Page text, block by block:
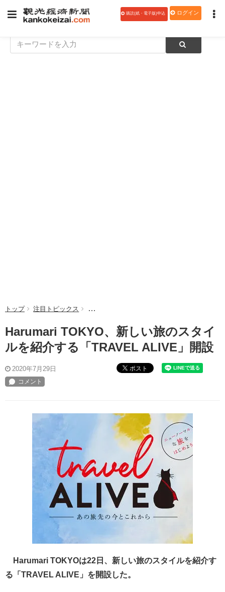
購読(紙・電子版)申込 ログイン
トップ 注目トピックス Harumari TOKYO、新しい旅のスタイルを紹
Harumari TOKYO、新しい旅のスタイ
ルを紹介する「TRAVEL ALIVE」開設
2020年7月29日 ポスト
Harumari TOKYOは22日、新しい旅のスタイルを紹介す
る「TRAVEL ALIVE」を開設した。